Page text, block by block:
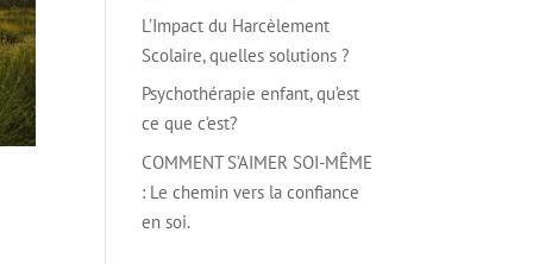
L’Impact du Harcèlement
Scolaire, quelles solutions ?
Psychothérapie enfant, qu’est
ce que c’est?
COMMENT S’AIMER SOI-MÊME
: Le chemin vers la confiance
en soi.